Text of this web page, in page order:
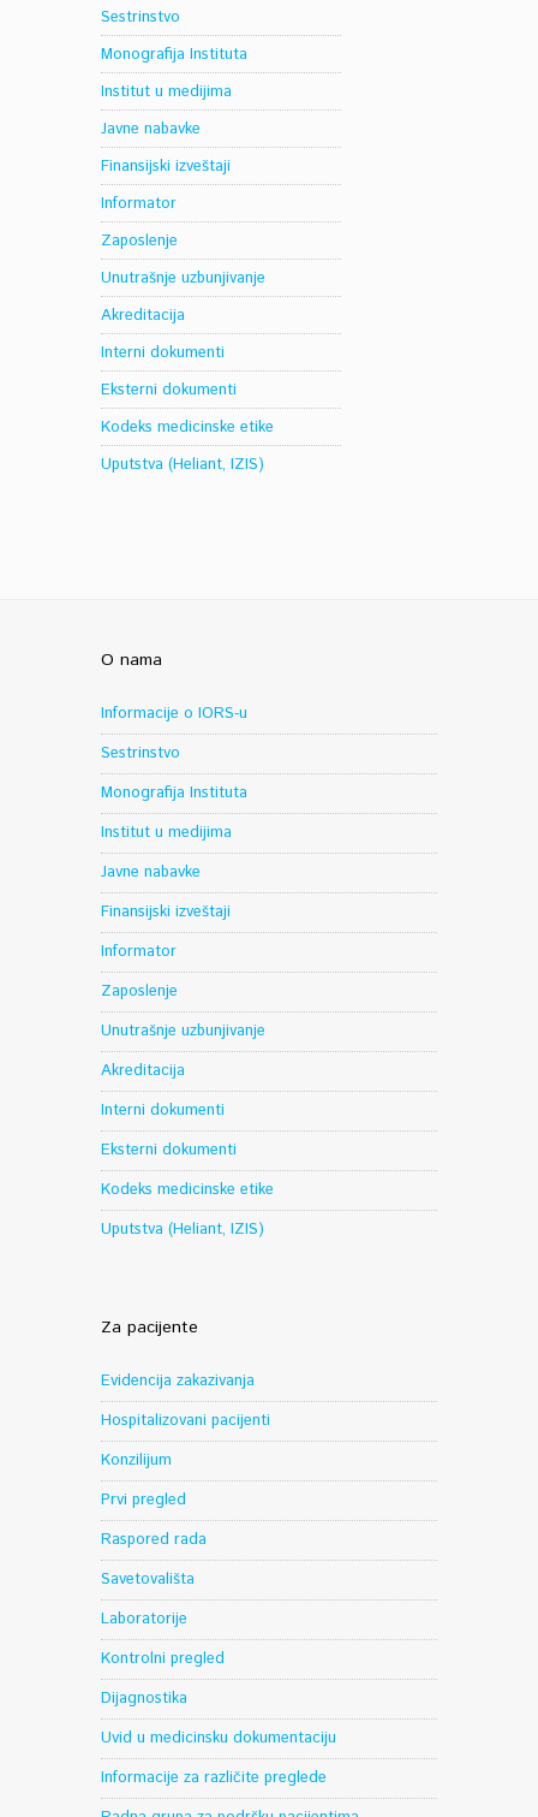
Sestrinstvo
Monografija Instituta
Institut u medijima
Javne nabavke
Finansijski izveštaji
Informator
Zaposlenje
Unutrašnje uzbunjivanje
Akreditacija
Interni dokumenti
Eksterni dokumenti
Kodeks medicinske etike
Uputstva (Heliant, IZIS)
O nama
Informacije o IORS-u
Sestrinstvo
Monografija Instituta
Institut u medijima
Javne nabavke
Finansijski izveštaji
Informator
Zaposlenje
Unutrašnje uzbunjivanje
Akreditacija
Interni dokumenti
Eksterni dokumenti
Kodeks medicinske etike
Uputstva (Heliant, IZIS)
Za pacijente
Evidencija zakazivanja
Hospitalizovani pacijenti
Konzilijum
Prvi pregled
Raspored rada
Savetovališta
Laboratorije
Kontrolni pregled
Dijagnostika
Uvid u medicinsku dokumentaciju
Informacije za različite preglede